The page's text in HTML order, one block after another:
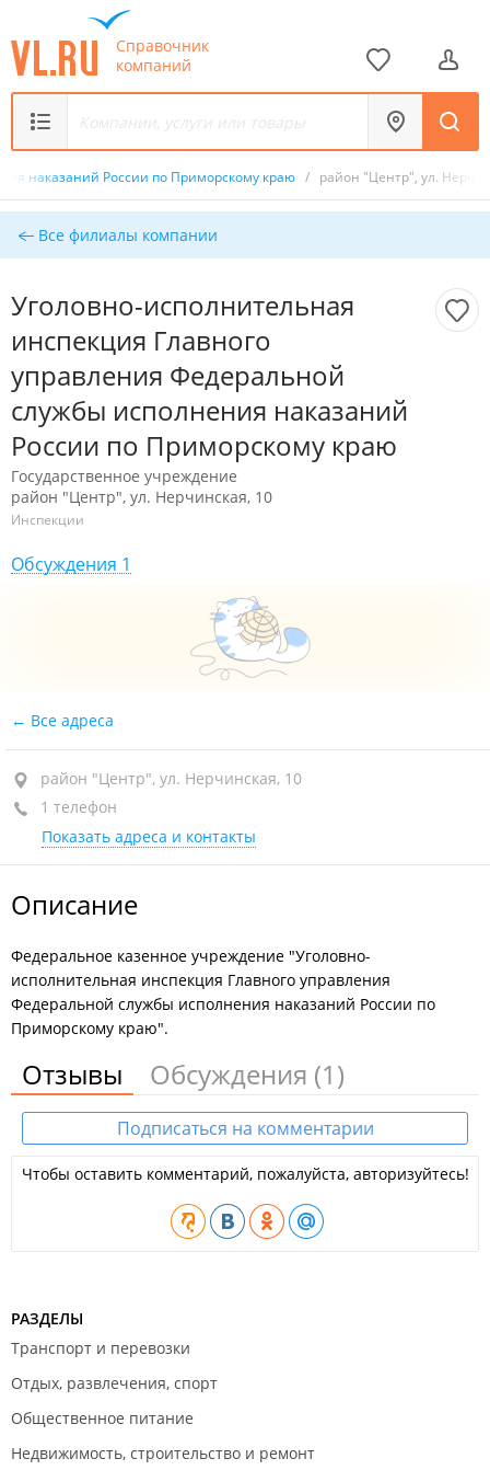
Справочник
компаний
наказаний России по Приморскому краю / район "Центр", ул.
Все филиалы компании
Уголовно-исполнительная
инспекция Главного
управления Федеральной
службы исполнения наказаний
России по Приморскому краю
Государственное учреждение
район "Центр", ул. Нерчинская, 10
Инспекции
Обсуждения 1
Все адреса
район "Центр", ул. Нерчинская, 10
1 телефон
Показать адреса и контакты
Описание
Федеральное казенное учреждение "Уголовно-
исполнительная инспекция Главного управления
Федеральной службы исполнения наказаний России по
Приморскому краю".
Отзывы Обсуждения (1)
Подписаться на комментарии
Чтобы оставить комментарий, пожалуйста, авторизуйтесь!
РАЗДЕЛЫ
Транспорт и перевозки
Отдых, развлечения, спорт
Общественное питание
Недвижимость, строительство и ремонт